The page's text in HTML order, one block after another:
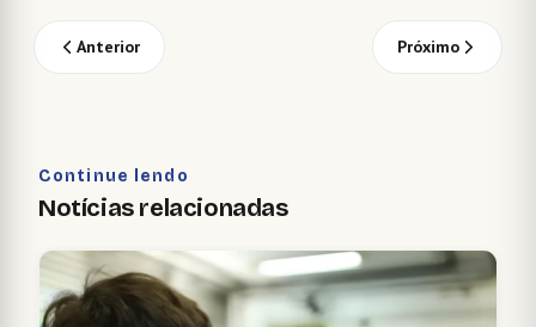
Anterior Próximo
Continue lendo
Notícias relacionadas